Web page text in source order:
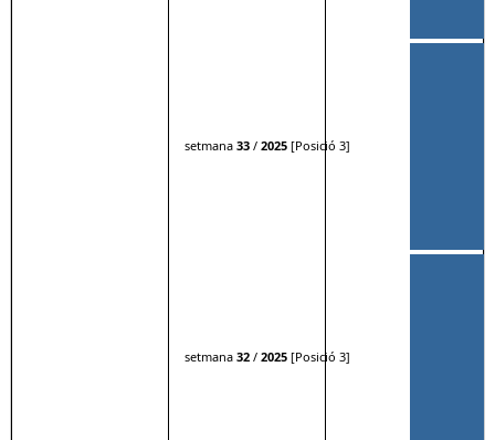
setmana 33/ 2025[Posició 3]
setmana 32/ 2025[Posició 3]